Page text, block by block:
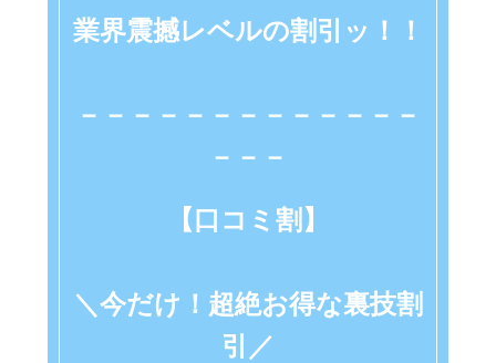
業界震撼レベルの割引ッ！！
－－－－ －－－－－－－－－
－－－
【口コミ割】
＼今だけ！超絶お得な裏技割
引／